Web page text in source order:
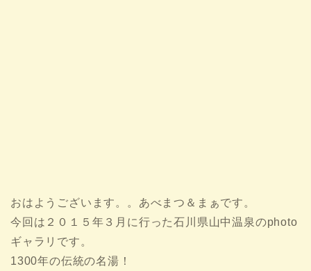
おはようございます。。あべまつ＆まぁです。
今回は２０１５年３月に行った石川県山中温泉のphoto
ギャラリです。
1300年の伝統の名湯！